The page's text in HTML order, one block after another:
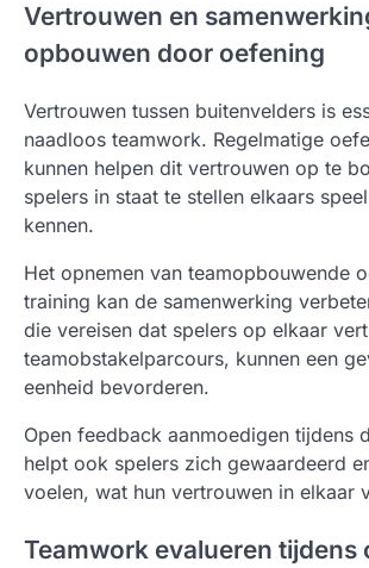
Vertrouwen en
opbouwen door oefening
Vertrouwen tussen buitenvelders is
naadloos teamwork. Regelmatige
kunnen helpen dit vertrouwen op te
spelers in staat te stellen elkaars
kennen.
Het opnemen van teamopbouwende
training kan de samenwerking
die vereisen dat spelers op elkaar
teamobstakelparcours, kunnen een
eenheid bevorderen.
Open feedback aanmoedigen tijdens
helpt ook spelers zich gewaardeerd
voelen, wat hun vertrouwen in elkaar
Teamwork evalueren tijdens